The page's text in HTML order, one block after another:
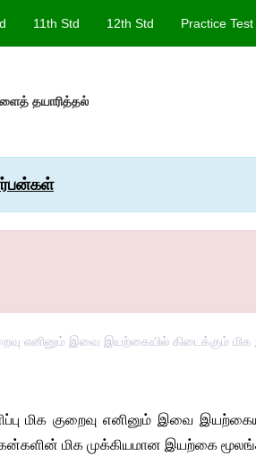
11th Std 12th Std Practice Test
தயாரித்தல்
எனினும் இவை இயற்கையில் கிடைக்கும்
மிக குறைவு எனினும் இவை
மிக முக்கியமான இயற்கை